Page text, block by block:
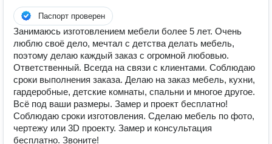
Паспорт проверен
Занимаюсь изготовлением мебели более 5 лет. Очень
люблю своё дело, мечтал с детства делать мебель,
поэтому делаю каждый заказ с огромной любовью.
Ответственный. Всегда на связи с клиентами. Соблюдаю
сроки выполнения заказа. Делаю на заказ мебель, кухни,
гардеробные, детские комнаты, спальни и многое другое.
Всё под ваши размеры. Замер и проект бесплатно!
Соблюдаю сроки изготовления. Сделаю мебель по фото,
чертежу или 3D проекту. Замер и консультация
бесплатно. Звоните!